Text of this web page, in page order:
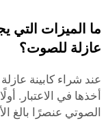
ما الميزات التي
عازلة للصوت؟
عند شراء كابينة
أخذها في الاعتبار.
الصوتي عنصرًا بالغ